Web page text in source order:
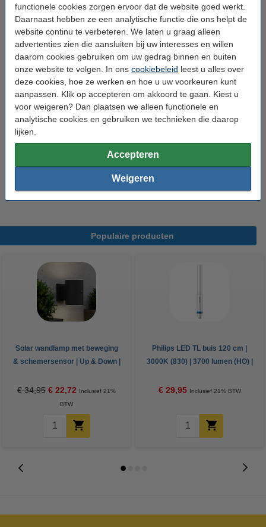
functionele cookies zorgen ervoor dat de website goed werkt.
Daarnaast hebben ze een analytische functie die ons helpt de
website continu te verbeteren. We laten u graag alleen
advertenties zien die aansluiten bij uw interesses en willen
daarom cookies gebruiken om uw gedrag binnen en buiten
onze website te volgen. In ons cookiebeleid leest u alles over
deze cookies, hoe ze werken en hoe u uw voorkeuren kunt
aanpassen. Klik op accepteren om akkoord te gaan. Kiest u
voor weigeren? Dan plaatsen we alleen functionele en
analytische cookies en gebruiken we technieken die daarop
lijken.
Accepteren
Weigeren
Voorschakelapparaat: Elektronische ballast
Starter inbegrepen: n.v.t.
Afmetingen: 150 cm x 21 mm (lxb)
Elektronisch VSA (HF)
Branduren: 50.000 uur
Aan/uitschakelingen: 50.000
Keurmerk: CE, RoHS, KEMA
EIA: -
uw oude apparaat
Populaire producten
Solar wandlamp met beweging
& schemersensor | Up & Down |
€ 34,95 € 22,72 Inclusief 21%
BTW
Philips LED TL buis 120 cm |
3000K (830) | 3700 lumen (HO) |
€ 29,95 Inclusief 21% BTW